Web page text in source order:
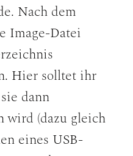
Nach dem
Image-Datei
Hier solltet ihr
dann
wird (dazu gleich
eines USB-